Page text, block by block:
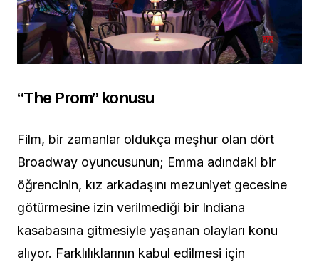
“The Prom” konusu
Film, bir zamanlar oldukça meşhur olan dört
Broadway oyuncusunun; Emma adındaki bir
öğrencinin, kız arkadaşını mezuniyet gecesine
götürmesine izin verilmediği bir Indiana
kasabasına gitmesiyle yaşanan olayları konu
alıyor. Farklılıklarının kabul edilmesi için